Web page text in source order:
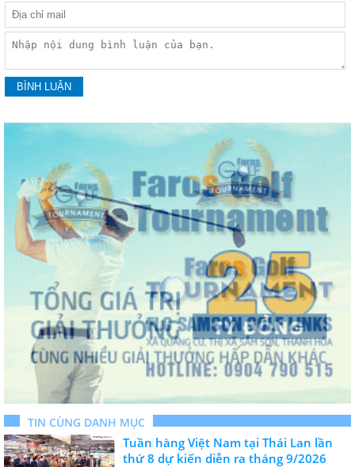
TIN CÙNG DANH MỤC
Tuần hàng Việt Nam tại Thái Lan lần
thứ 8 dự kiến diễn ra tháng 9/2026